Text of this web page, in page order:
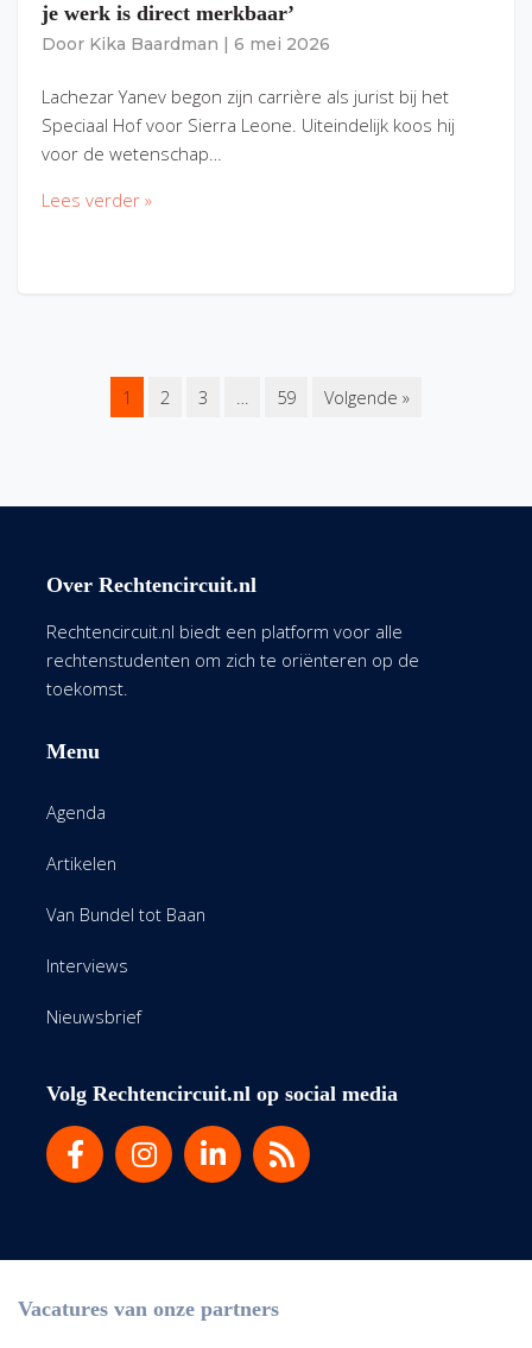
je werk is direct merkbaar’
Door Kika Baardman 6 mei 2026
Lachezar Yanev begon zijn carrière als jurist bij het
Speciaal Hof voor Sierra Leone. Uiteindelijk koos hij
voor de wetenschap…
Lees verder »
1 2 3 … 59 Volgende »
Over Rechtencircuit.nl
Rechtencircuit.nl biedt een platform voor alle
rechtenstudenten om zich te oriënteren op de
toekomst.
Menu
Agenda
Artikelen
Van Bundel tot Baan
Interviews
Nieuwsbrief
Volg Rechtencircuit.nl op social media
Vacatures van onze partners